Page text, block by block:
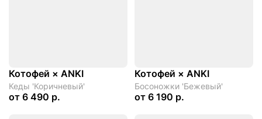
Котофей × ANKI
Кеды 'Коричневый'
от 6 490 р.
Котофей × ANKI
Босоножки 'Бежевый'
от 6 190 р.